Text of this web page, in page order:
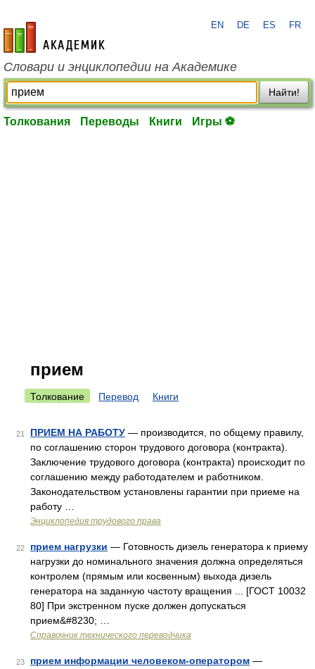
academic.ru
EN DE ES FR
Словари и энциклопедии на Академике
Найти!
Толкования Переводы Книги Игры ⚽
прием
Толкование Перевод Книги
21 ПРИЕМ НА РАБОТУ — производится, по общему правилу,
по соглашению сторон трудового договора (контракта).
Заключение трудового договора (контракта) происходит по
соглашению между работодателем и работником.
Законодательством установлены гарантии при приеме на
работу …
Энциклопедия трудового права
22 прием нагрузки — Готовность дизель генератора к приему
нагрузки до номинального значения должна определяться
контролем (прямым или косвенным) выхода дизель
генератора на заданную частоту вращения ... [ГОСТ 10032
80] При экстренном пуске должен допускаться
прием&#8230; …
Справочник технического переводчика
23 прием информации человеком-оператором —